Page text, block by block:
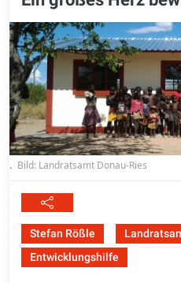
. Bild: Landratsamt Donau-Ries
Stefan Rößle
Entwicklungshilfe